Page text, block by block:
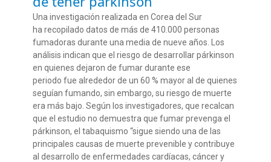
Una investigación realizada en Corea del Sur
ha recopilado datos de más de 410.000 personas
fumadoras durante una media de nueve años. Los
análisis indican que el riesgo de desarrollar párkinson
en quienes dejaron de fumar durante ese
periodo fue alrededor de un 60 % mayor al de quienes
seguían fumando, sin embargo, su riesgo de muerte
era más bajo. Según los investigadores, que recalcan
que el estudio no demuestra que fumar prevenga el
párkinson, el tabaquismo “sigue siendo una de las
principales causas de muerte prevenible y contribuye
al desarrollo de enfermedades cardíacas, cáncer y